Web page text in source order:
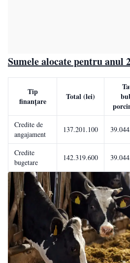
Sumele alocate pentru anul
Tip
finanțare
Total (lei)
Credite de
angajament
137.201.100
Credite
bugetare
142.319.600